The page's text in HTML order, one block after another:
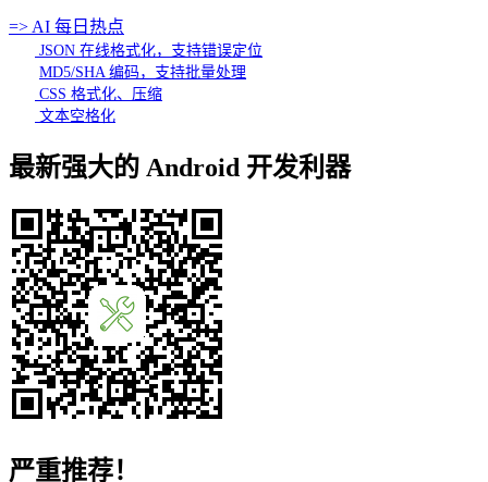
=> AI 每日热点
JSON 在线格式化，支持错误定位
MD5/SHA 编码，支持批量处理
CSS 格式化、压缩
文本空格化
最新强大的 Android 开发利器
严重推荐！